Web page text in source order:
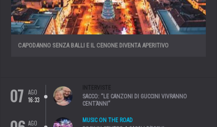
CAPODANNO SENZA BALLI E IL CENONE DIVENTA APERITIVO
07
AGO
16:33
INTERVISTE
SACCO: “LE CANZONI DI GUCCINI VIVRANNO
CENT’ANNI”
AGO
MUSIC ON THE ROAD